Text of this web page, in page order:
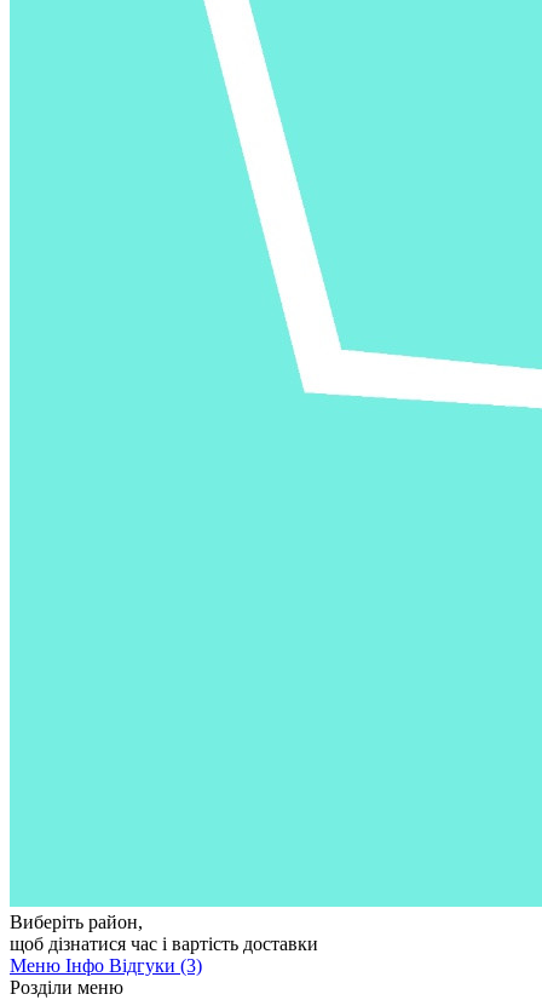
Виберіть район,
щоб дізнатися час і вартість доставки
Меню Інфо Відгуки (3)
Розділи меню